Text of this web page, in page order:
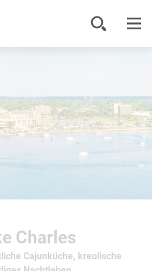
Charles
Cajunküche, kreolische